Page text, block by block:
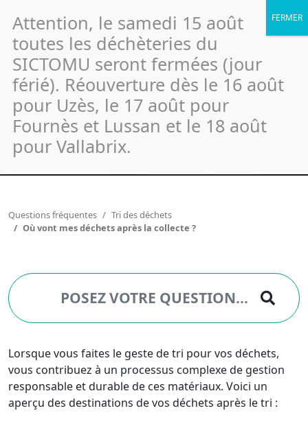
FAQ - Où vont mes déchets
après la collecte ?
Questions fréquentes
Tri des déchets
Où vont mes déchets après la collecte ?
Lorsque vous faites le geste de tri pour vos déchets,
vous contribuez à un processus complexe de gestion
responsable et durable de ces matériaux. Voici un
aperçu des destinations de vos déchets après le tri :
Attention, le samedi 15 août
toutes les déchèteries du
SICTOMU seront fermées (jour
férié). Réouverture dès le 16 août
pour Uzès, le 17 août pour
Fournès et Lussan et le 18 août
pour Vallabrix.